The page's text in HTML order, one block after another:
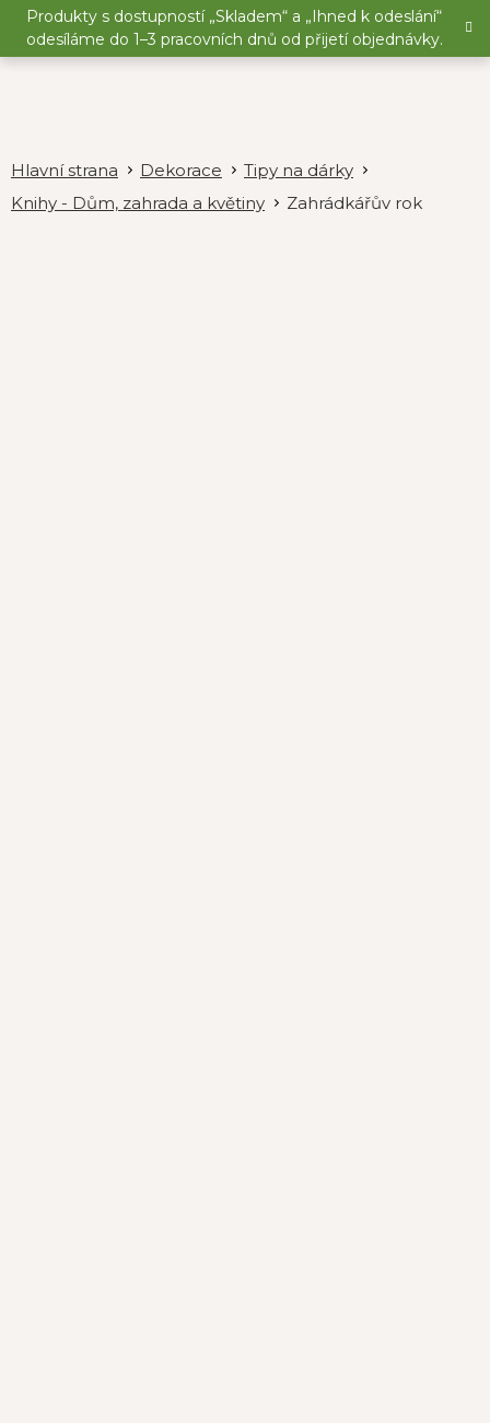
Přejít
obsah
Produkty s dostupností „Skladem“ a „Ihned k odeslání“
odesíláme do 1–3 pracovních dnů od přijetí objednávky.
Dekorace
Tipy na dárky
Knihy - Dům, zahrada a květiny
Zahrádkářův rok